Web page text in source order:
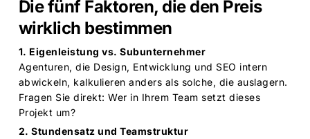
Die fünf Faktoren, die den Preis
wirklich bestimmen
1. Eigenleistung vs. Subunternehmer
Agenturen, die Design, Entwicklung und SEO intern
abwickeln, kalkulieren anders als solche, die auslagern.
Fragen Sie direkt: Wer in Ihrem Team setzt dieses
Projekt um?
2. Stundensatz und Teamstruktur